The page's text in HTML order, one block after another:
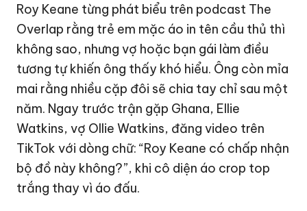
Roy Keane từng phát biểu trên podcast The
Overlap rằng trẻ em mặc áo in tên cầu thủ thì
không sao, nhưng vợ hoặc bạn gái làm điều
tương tự khiến ông thấy khó hiểu. Ông còn mỉa
mai rằng nhiều cặp đôi sẽ chia tay chỉ sau một
năm. Ngay trước trận gặp Ghana, Ellie
Watkins, vợ Ollie Watkins, đăng video trên
TikTok với dòng chữ: “Roy Keane có chấp nhận
bộ đồ này không?”, khi cô diện áo crop top
trắng thay vì áo đấu.